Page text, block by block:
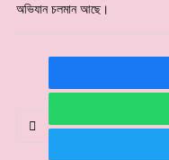
অভিযান চলমান আছে।